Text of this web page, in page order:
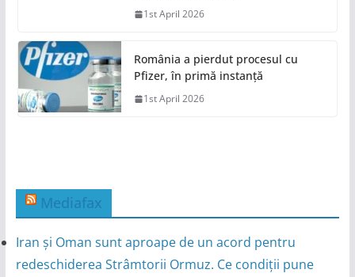
1st April 2026
România a pierdut procesul cu
Pfizer, în primă instanță
1st April 2026
Mediafax
Iran și Oman sunt aproape de un acord pentru
redeschiderea Strâmtorii Ormuz. Ce condiții pune